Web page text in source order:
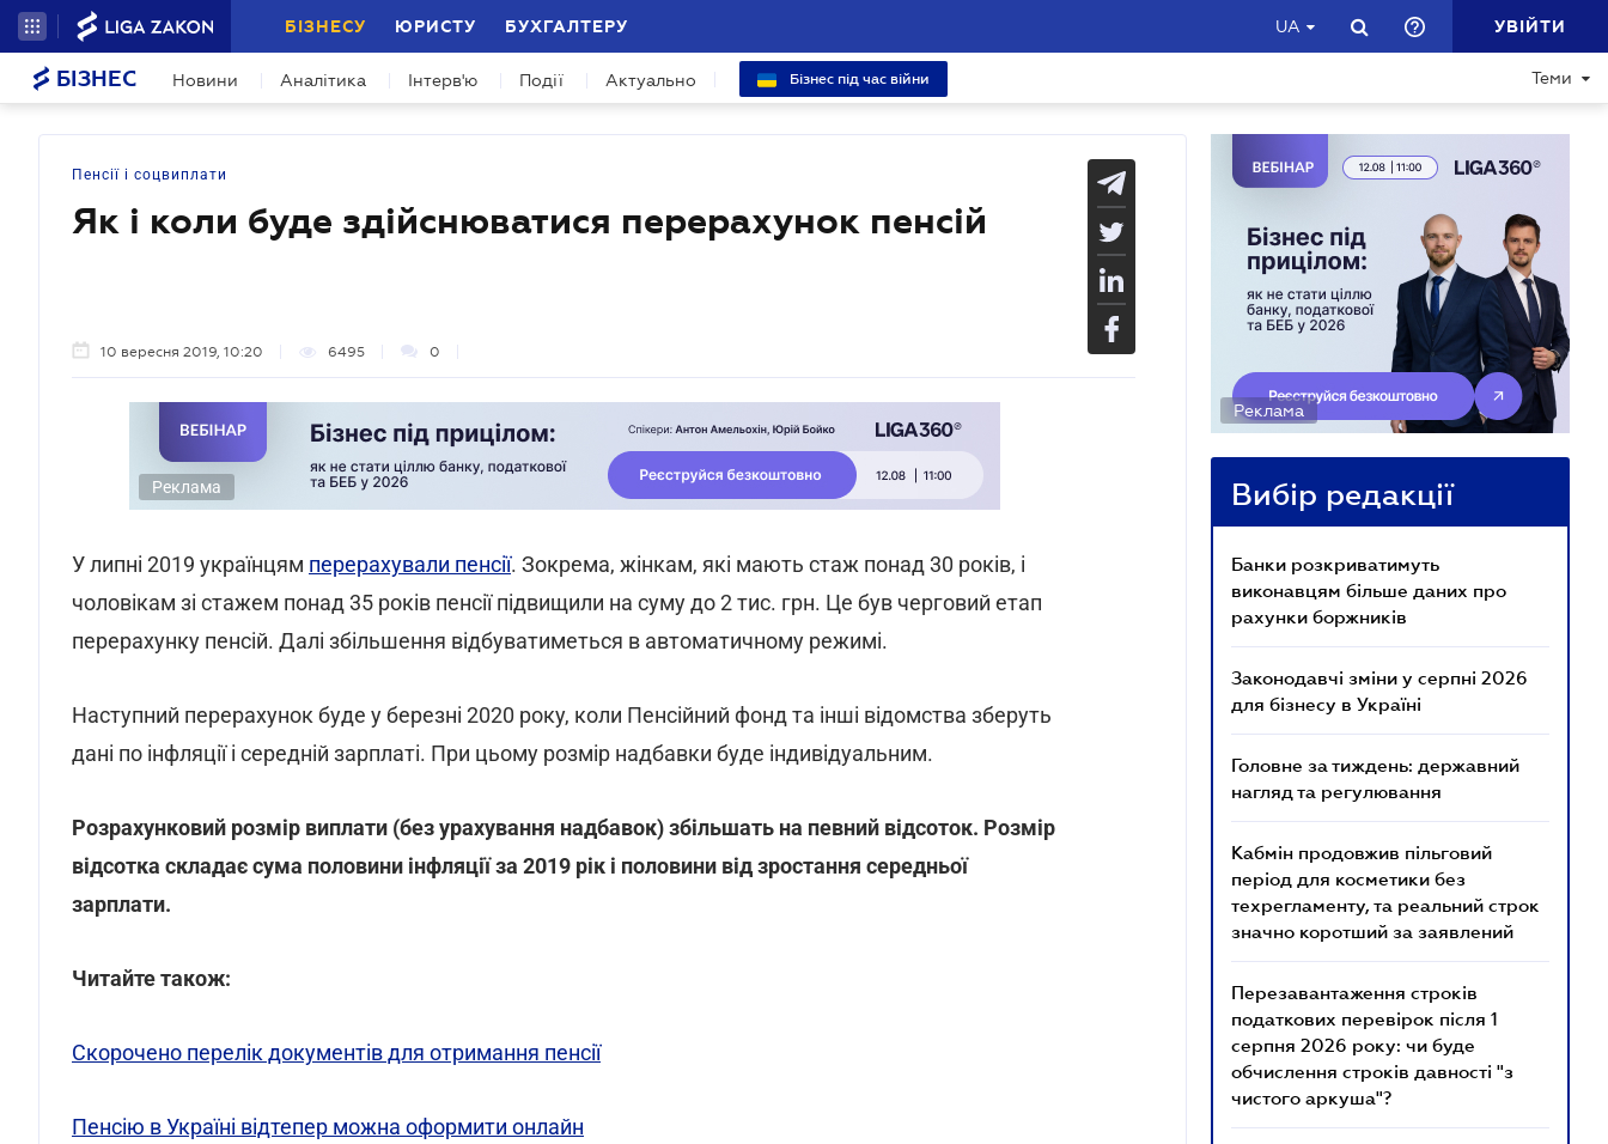
БІЗНЕСУ ЮРИСТУ БУХГАЛТЕРУ UA УВІЙТИ
БІЗНЕС Новини Аналітика Інтерв'ю Події Актуально Бізнес під час війни Теми
Пенсії і соцвиплати
Як і коли буде здійснюватися перерахунок пенсій
10 вересня 2019, 10:20 6495 0
Реклама
У липні 2019 українцям перерахували пенсії. Зокрема, жінкам, які мають стаж понад 30 років, і
чоловікам зі стажем понад 35 років пенсії підвищили на суму до 2 тис. грн. Це був черговий етап
перерахунку пенсій. Далі збільшення відбуватиметься в автоматичному режимі.
Наступний перерахунок буде у березні 2020 року, коли Пенсійний фонд та інші відомства зберуть
дані по інфляції і середній зарплаті. При цьому розмір надбавки буде індивідуальним.
Розрахунковий розмір виплати (без урахування надбавок) збільшать на певний відсоток. Розмір
відсотка складає сума половини інфляції за 2019 рік і половини від зростання середньої
зарплати.
Читайте також:
Скорочено перелік документів для отримання пенсії
Пенсію в Україні відтепер можна оформити онлайн
Реклама
Вибір редакції
Банки розкриватимуть
виконавцям більше даних про
рахунки боржників
Законодавчі зміни у серпні 2026
для бізнесу в Україні
Головне за тиждень: державний
нагляд та регулювання
Кабмін продовжив пільговий
період для косметики без
техрегламенту, та реальний строк
значно коротший за заявлений
Перезавантаження строків
податкових перевірок після 1
серпня 2026 року: чи буде
обчислення строків давності "з
чистого аркуша"?